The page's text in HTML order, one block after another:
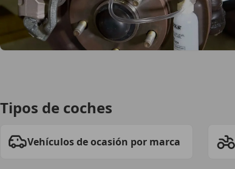
Tipos de coches
Vehículos de ocasión por marca